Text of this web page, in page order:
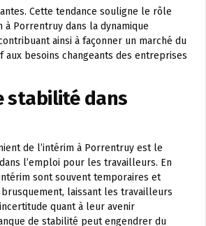
Cette tendance souligne le rôle
à Porrentruy dans la dynamique
ainsi à façonner un marché du
aux besoins changeants des entreprises
stabilité dans
de l’intérim à Porrentruy est le
l’emploi pour les travailleurs. En
sont souvent temporaires et
laissant les travailleurs
quant à leur avenir
de stabilité peut engendrer du